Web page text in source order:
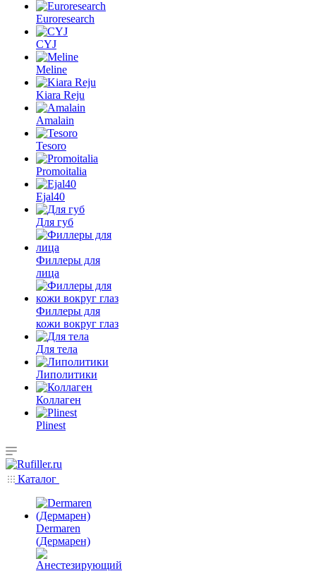
Euroresearch
CYJ
Meline
Kiara Reju
Amalain
Tesoro
Promoitalia
Ejal40
Для губ
Филлеры для
лица
Филлеры для
кожи вокруг глаз
Для тела
Липолитики
Коллаген
Plinest
Каталог
Dermaren
(Дермарен)